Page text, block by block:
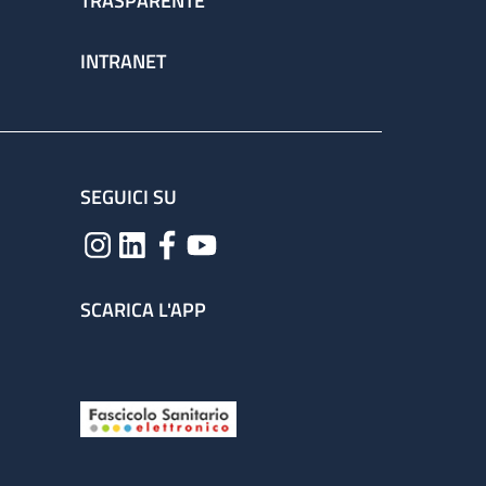
INTRANET
SEGUICI SU
SCARICA L'APP